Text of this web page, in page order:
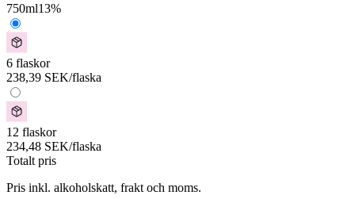
750ml13%
6 flaskor
238,39 SEK/flaska
12 flaskor
234,48 SEK/flaska
Totalt pris
Pris inkl. alkoholskatt, frakt och moms.